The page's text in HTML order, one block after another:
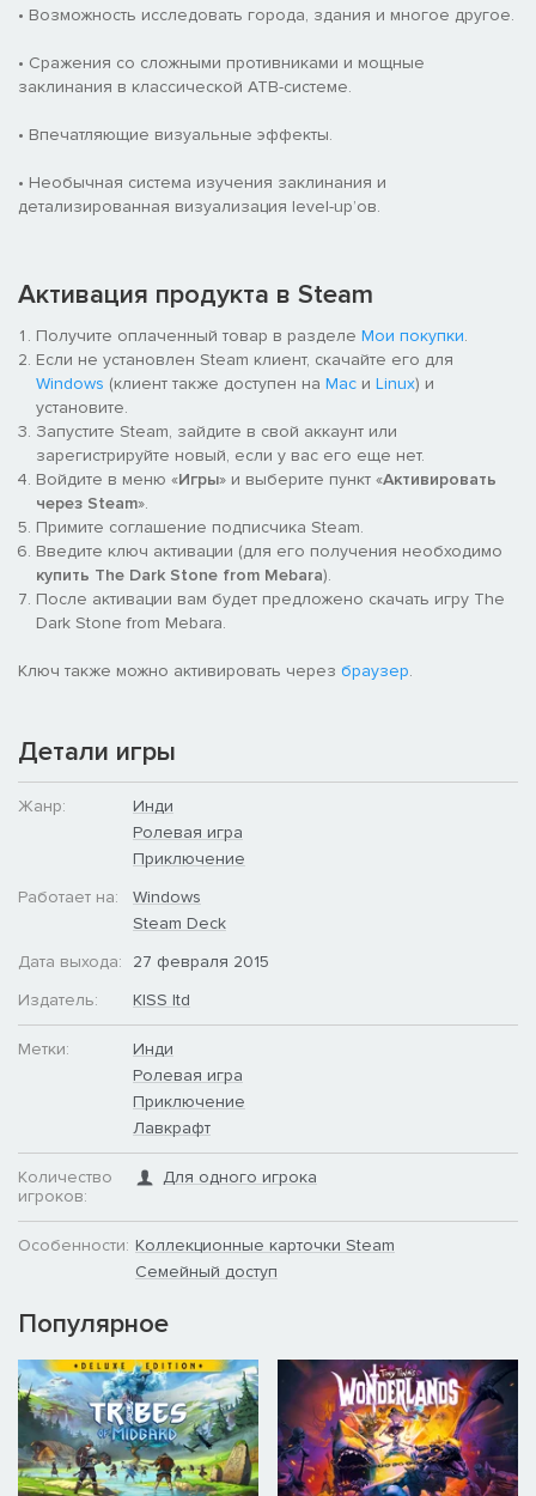
• Возможность исследовать города, здания и многое другое.
• Сражения со сложными противниками и мощные
заклинания в классической ATB-системе.
• Впечатляющие визуальные эффекты.
• Необычная система изучения заклинания и
детализированная визуализация level-up’ов.
Активация продукта в Steam
Получите оплаченный товар в разделе Мои покупки.
Если не установлен Steam клиент, скачайте его для
Windows (клиент также доступен на Mac и Linux) и
установите.
Запустите Steam, зайдите в свой аккаунт или
зарегистрируйте новый, если у вас его еще нет.
Войдите в меню «Игры» и выберите пункт «Активировать
через Steam».
Примите соглашение подписчика Steam.
Введите ключ активации (для его получения необходимо
купить The Dark Stone from Mebara).
После активации вам будет предложено скачать игру The
Dark Stone from Mebara.
Ключ также можно активировать через браузер.
Детали игры
Жанр:
Инди
Ролевая игра
Приключение
Работает на:
Windows
Steam Deck
Дата выхода:
27 февраля 2015
Издатель:
KISS ltd
Метки:
Инди
Ролевая игра
Приключение
Лавкрафт
Количество
игроков:
Для одного игрока
Особенности: Коллекционные карточки Steam
Семейный доступ
Популярное